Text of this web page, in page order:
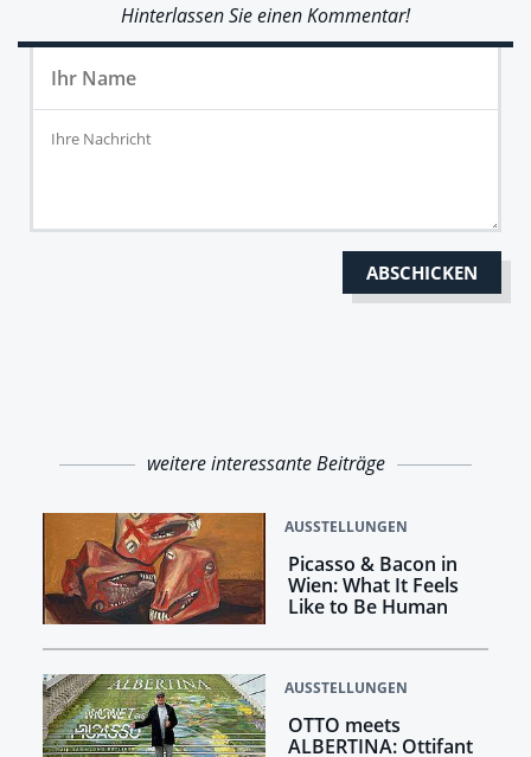
Hinterlassen Sie einen Kommentar!
weitere interessante Beiträge
AUSSTELLUNGEN
Picasso & Bacon in
Wien: What It Feels
Like to Be Human
AUSSTELLUNGEN
OTTO meets
ALBERTINA: Ottifant